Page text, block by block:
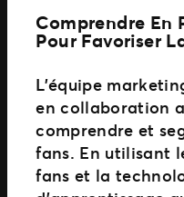
Comprendre En
Pour Favoriser
L’équipe
en collaboration
comprendre et
fans. En utilisant
fans et la